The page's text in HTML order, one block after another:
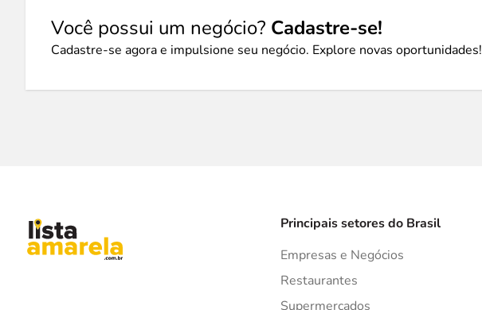
Você possui um negócio? Cadastre-se!
Cadastre-se agora e impulsione seu negócio. Explore novas oportunidades!
Principais setores do Brasil
Empresas e Negócios
Restaurantes
Supermercados